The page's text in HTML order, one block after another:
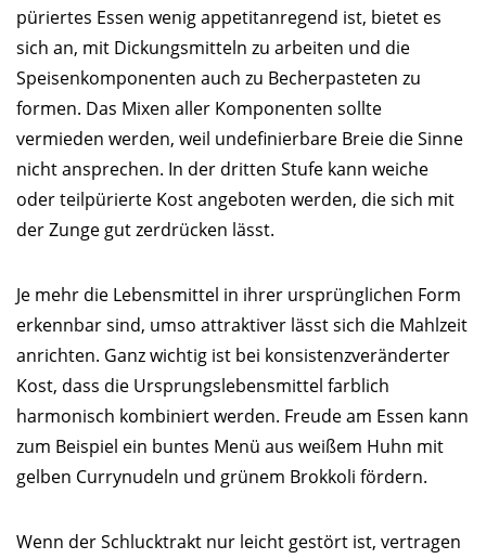
püriertes Essen wenig appetitanregend ist, bietet es
sich an, mit Dickungsmitteln zu arbeiten und die
Speisenkomponenten auch zu Becherpasteten zu
formen. Das Mixen aller Komponenten sollte
vermieden werden, weil undefinierbare Breie die Sinne
nicht ansprechen. In der dritten Stufe kann weiche
oder teilpürierte Kost angeboten werden, die sich mit
der Zunge gut zerdrücken lässt.
Je mehr die Lebensmittel in ihrer ursprünglichen Form
erkennbar sind, umso attraktiver lässt sich die Mahlzeit
anrichten. Ganz wichtig ist bei konsistenzveränderter
Kost, dass die Ursprungslebensmittel farblich
harmonisch kombiniert werden. Freude am Essen kann
zum Beispiel ein buntes Menü aus weißem Huhn mit
gelben Currynudeln und grünem Brokkoli fördern.
Wenn der Schlucktrakt nur leicht gestört ist, vertragen